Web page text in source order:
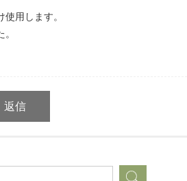
用します。
返信